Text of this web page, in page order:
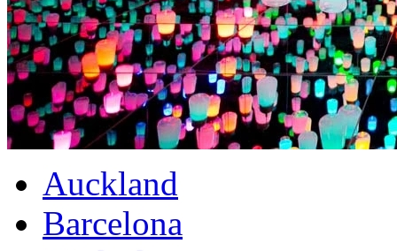
Auckland
Barcelona